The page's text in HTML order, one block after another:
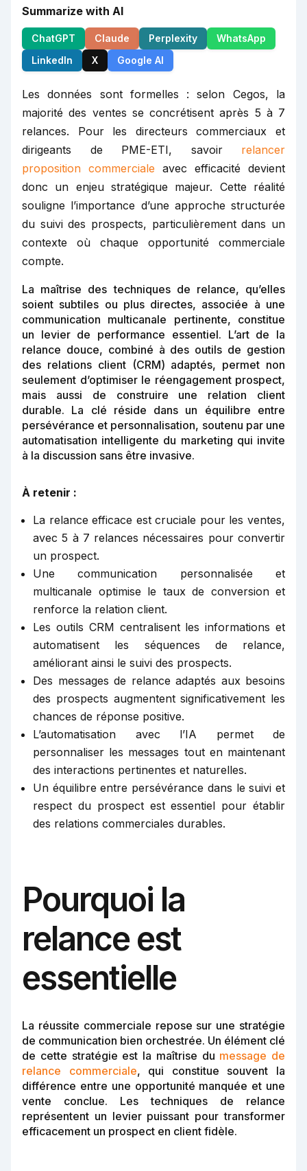
Summarize with AI
ChatGPT Claude Perplexity
WhatsApp
LinkedIn
X Google AI
Les données sont formelles : selon Cegos, la
majorité des ventes se concrétisent après 5 à 7
relances. Pour les directeurs commerciaux et
dirigeants de PME-ETI, savoir relancer
proposition commerciale avec efficacité devient
donc un enjeu stratégique majeur. Cette réalité
souligne l’importance d’une approche structurée
du suivi des prospects, particulièrement dans un
contexte où chaque opportunité commerciale
compte.
La maîtrise des techniques de relance, qu’elles
soient subtiles ou plus directes, associée à une
communication multicanale pertinente, constitue
un levier de performance essentiel. L’art de la
relance douce, combiné à des outils de gestion
des relations client (CRM) adaptés, permet non
seulement d’optimiser le réengagement prospect,
mais aussi de construire une relation client
durable. La clé réside dans un équilibre entre
persévérance et personnalisation, soutenu par une
automatisation intelligente du marketing qui invite
à la discussion sans être invasive.
À retenir :
La relance efficace est cruciale pour les ventes,
avec 5 à 7 relances nécessaires pour convertir
un prospect.
Une communication personnalisée et
multicanale optimise le taux de conversion et
renforce la relation client.
Les outils CRM centralisent les informations et
automatisent les séquences de relance,
améliorant ainsi le suivi des prospects.
Des messages de relance adaptés aux besoins
des prospects augmentent significativement les
chances de réponse positive.
L’automatisation avec l’IA permet de
personnaliser les messages tout en maintenant
des interactions pertinentes et naturelles.
Un équilibre entre persévérance dans le suivi et
respect du prospect est essentiel pour établir
des relations commerciales durables.
Pourquoi la
relance est
essentielle
La réussite commerciale repose sur une stratégie
de communication bien orchestrée. Un élément clé
de cette stratégie est la maîtrise du message de
relance commerciale, qui constitue souvent la
différence entre une opportunité manquée et une
vente conclue. Les techniques de relance
représentent un levier puissant pour transformer
efficacement un prospect en client fidèle.